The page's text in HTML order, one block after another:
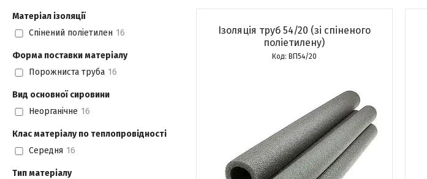
Ізоляція труб 54/20 (зі спіненого
поліетилену)
ВП54/20
Матеріал ізоляції
Спінений поліетилен 16
Форма поставки матеріалу
Порожниста труба 16
Вид основної сировини
Неорганічне 16
Клас матеріалу по теплопровідності
Середня 16
Тип матеріалу